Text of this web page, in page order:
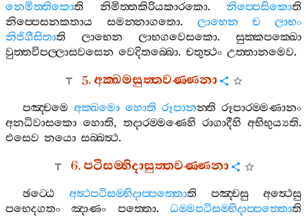
නෙමිත‍්තිකොති නිමිත‍්තකිරියකාරකො. නිප‍්පෙසිකොති
නිප‍්පෙසනකතාය
සමන‍්නාගතො. ලාභෙන ච
ලාභං
නිජිගීසිතාති ලාභෙන ලාභගවෙසකො. සුක‍්කපක‍්ඛො
වුත‍්තවිපල‍්ලාසවසෙන වෙදිතබ‍්බො. චතුත්‍ථං උත‍්තානමෙව.
5.අක‍්ඛමසුත‍්තවණ‍්ණනා
පඤ‍්චමෙ අක‍්ඛමො හොති රූපානන‍්ති රූපාරම‍්මණානං
අනධිවාසකො හොති, තදාරම‍්මණෙහි රාගාදීහි අභිභුය්‍යති.
එසෙව නයො සබ‍්බත්‍ථ.
6.පටිසම‍්භිදාසුත‍්තවණ‍්ණනා
ඡට‍්ඨෙ අත්‍ථපටිසම‍්භිදාප‍්පත‍්තොති පඤ‍්චසු
අත්‍ථෙසු
පභෙදගතං
ඤාණං පත‍්තො.ධම‍්මපටිසම‍්භිදාප‍්පත‍්තොති